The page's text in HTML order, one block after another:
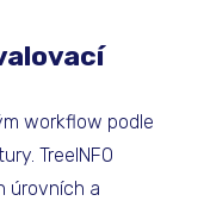
workflow podle
TreeINFO
úrovních a